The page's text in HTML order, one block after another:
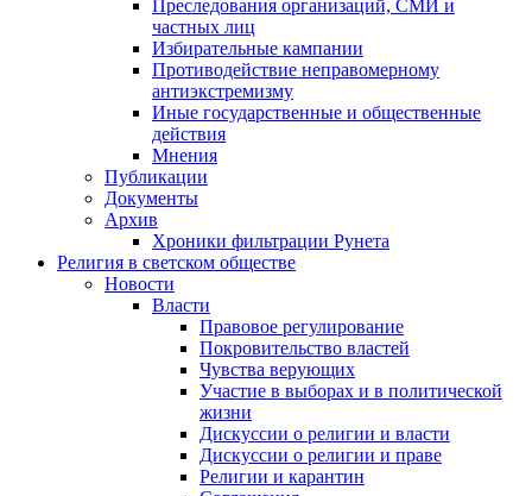
Преследования организаций, СМИ и
частных лиц
Избирательные кампании
Противодействие неправомерному
антиэкстремизму
Иные государственные и общественные
действия
Мнения
Публикации
Документы
Архив
Хроники фильтрации Рунета
Религия в светском обществе
Новости
Власти
Правовое регулирование
Покровительство властей
Чувства верующих
Участие в выборах и в политической
жизни
Дискуссии о религии и власти
Дискуссии о религии и праве
Религии и карантин